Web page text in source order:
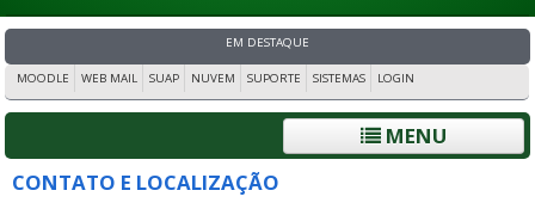
EM DESTAQUE
MOODLE WEB MAIL SUAP NUVEM SUPORTE SISTEMAS LOGIN
MENU
CONTATO E LOCALIZAÇÃO